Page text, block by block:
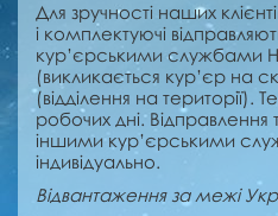
Для зручності наших
і комплектуючі
кур’єрськими службами
(викликається кур’єр на
(відділення на території).
робочих дні. Відправлення
іншими кур’єрськими
індивідуально.
Відвантаження за межі